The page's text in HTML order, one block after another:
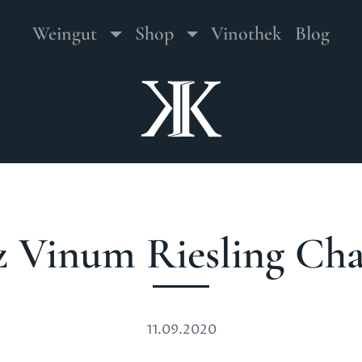
Hauptmenu
Weingut Toggle Dropdown
Shop Toggle Dropdown
Vinothek Blog
Vinum Riesling
11.09.2020